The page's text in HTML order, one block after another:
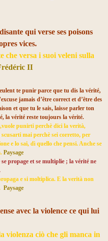
qui verse ses poisons
vices.
che versa i suoi veleni sulla
II
te punir parce que tu dis la vérité,
jamais d’être correct et d’être des
et que tu le sais, laisse parler ton
la vérité reste toujours la vérité.
punirti perchè dici la verità,
scusarti mai perchè sei corretto, per
e lo sai, dì quello che pensi. Anche se
Paysage
propage et se multiplie ; la vérité ne
e si moltiplica. E la verità non
Paysage
avec la violence ce qui lui
violenza ciò che gli manca in